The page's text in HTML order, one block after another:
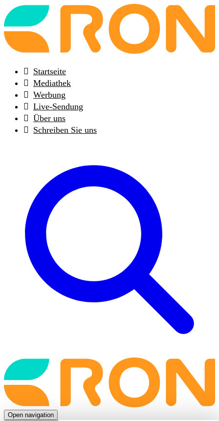
Back
to
frontpage
Startseite
Mediathek
Werbung
Live-Sendung
Über uns
Schreiben Sie uns
Back
to
frontpage
Open navigation